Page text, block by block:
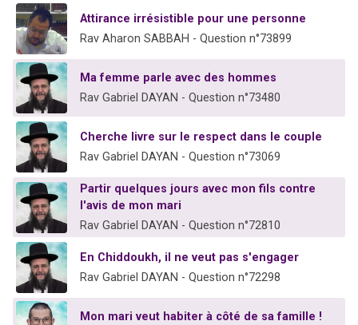
30 personnes viennent de faire un don pour Sauvez la jambe de Yohan
Il reste 49 places pour étudier en groupe sur Zoom
12 nouvelles musiques dans Torah-Box Music
Attirance irrésistible pour une personne
Rav Aharon SABBAH - Question n°73899
Ma femme parle avec des hommes
Rav Gabriel DAYAN - Question n°73480
Cherche livre sur le respect dans le couple
Rav Gabriel DAYAN - Question n°73069
Partir quelques jours avec mon fils contre
l'avis de mon mari
Rav Gabriel DAYAN - Question n°72810
En Chiddoukh, il ne veut pas s'engager
Rav Gabriel DAYAN - Question n°72298
Mon mari veut habiter à côté de sa famille !